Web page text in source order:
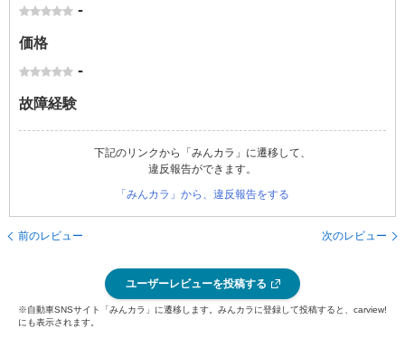
-
価格
-
故障経験
下記のリンクから「みんカラ」に遷移して、
違反報告ができます。
「みんカラ」から、違反報告をする
前のレビュー 次のレビュー
ユーザーレビューを投稿する
※自動車SNSサイト「みんカラ」に遷移します。みんカラに登録して投稿すると、carview!
にも表示されます。